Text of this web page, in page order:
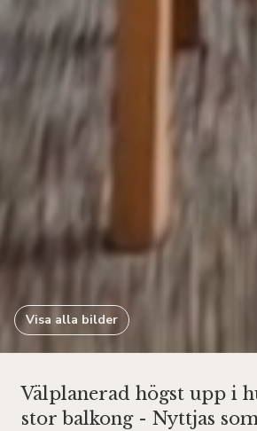
Visa alla bilder
Välplanerad högst upp i
stor balkong - Nyttjas